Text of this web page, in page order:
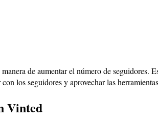
de aumentar el número de seguidores.
los seguidores y aprovechar las
Vinted